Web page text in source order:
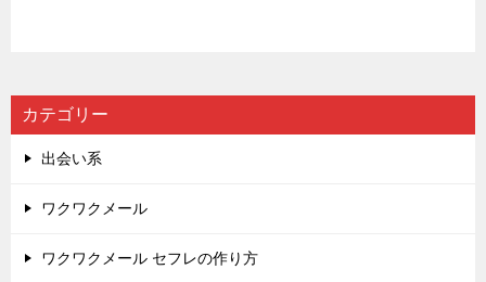
カテゴリー
出会い系
ワクワクメール
ワクワクメール セフレの作り方